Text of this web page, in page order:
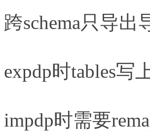
跨schema只导
expdp时tables写
impdp时需要